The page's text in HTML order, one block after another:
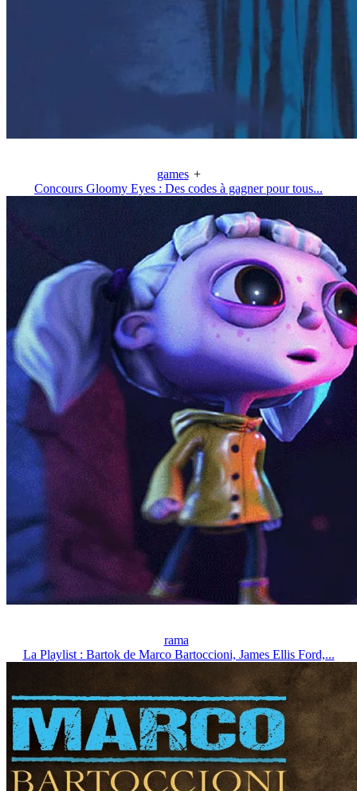
games +
Concours Gloomy Eyes : Des codes à gagner pour tous...
rama
La Playlist : Bartok de Marco Bartoccioni, James Ellis Ford,...